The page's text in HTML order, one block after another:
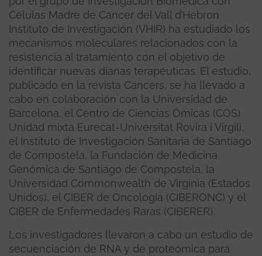
Células Madre de Cáncer del Vall d’Hebron
Instituto de Investigación (VHIR) ha estudiado los
mecanismos moleculares relacionados con la
resistencia al tratamiento con el objetivo de
identificar nuevas dianas terapéuticas. El estudio,
publicado en la revista Cancers, se ha llevado a
cabo en colaboración con la Universidad de
Barcelona, el Centro de Ciencias Ómicas (COS)
Unidad mixta Eurecat-Universitat Rovira i Virgili,
el Instituto de Investigación Sanitaria de Santiago
de Compostela, la Fundación de Medicina
Genómica de Santiago de Compostela, la
Universidad Commonwealth de Virginia (Estados
Unidos), el CIBER de Oncología (CIBERONC) y el
CIBER de Enfermedades Raras (CIBERER).
Los investigadores llevaron a cabo un estudio de
secuenciación de RNA y de proteómica para